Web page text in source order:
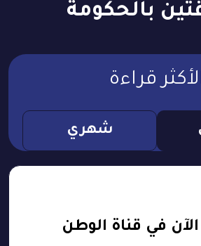
بالحكومة
قراءة
شهري
في قناة الوطن